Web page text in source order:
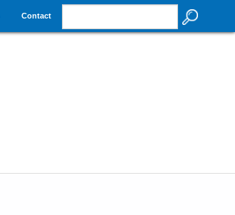
Contact